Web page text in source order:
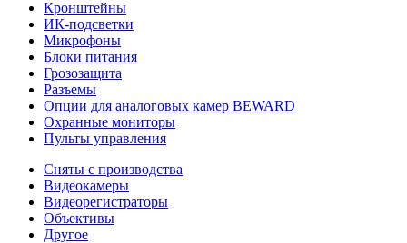
Кронштейны
ИК-подсветки
Микрофоны
Блоки питания
Грозозащита
Разъемы
Опции для аналоговых камер BEWARD
Охранные мониторы
Пульты управления
Сняты с производства
Видеокамеры
Видеорегистраторы
Объективы
Другое